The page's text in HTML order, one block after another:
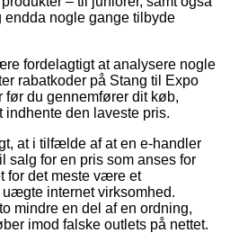
endda nogle gange tilbyde
fordelagtigt at analysere nogle
rabatkoder på Stang til Expo
før du gennemfører dit køb,
indhente den laveste pris.
at i tilfælde af at en e-handler
salg for en pris som anses for
for det meste være et
internet virksomhed.
mindre en del af en ordning,
imod falske outlets på nettet.